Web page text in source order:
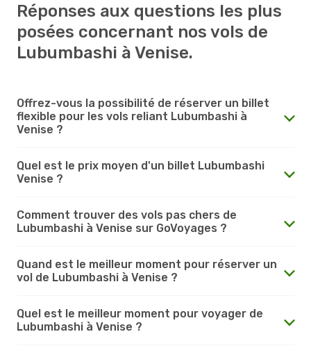
Réponses aux questions les plus
posées concernant nos vols de
Lubumbashi à Venise.
Offrez-vous la possibilité de réserver un billet
flexible pour les vols reliant Lubumbashi à
Venise ?
Quel est le prix moyen d'un billet Lubumbashi
Venise ?
Comment trouver des vols pas chers de
Lubumbashi à Venise sur GoVoyages ?
Quand est le meilleur moment pour réserver un
vol de Lubumbashi à Venise ?
Quel est le meilleur moment pour voyager de
Lubumbashi à Venise ?